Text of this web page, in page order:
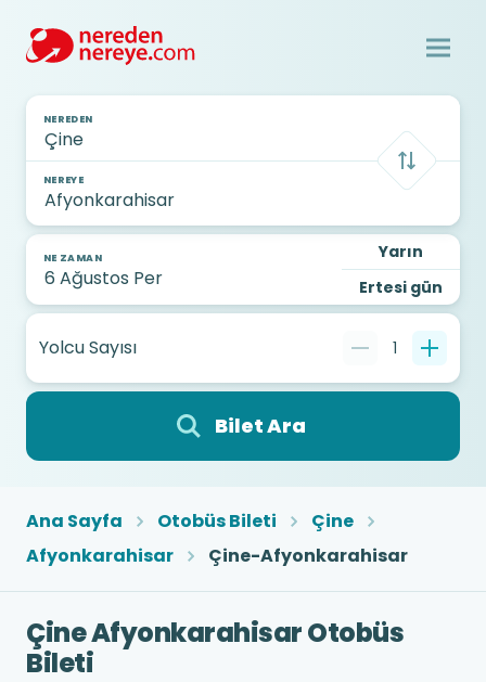
NEREDEN
NEREYE
NE ZAMAN
Yarın
Ertesi gün
Yolcu Sayısı 1
Bilet Ara
Ana Sayfa Otobüs Bileti
Çine
Afyonkarahisar
Çine-Afyonkarahisar
Çine Afyonkarahisar Otobüs
Bileti